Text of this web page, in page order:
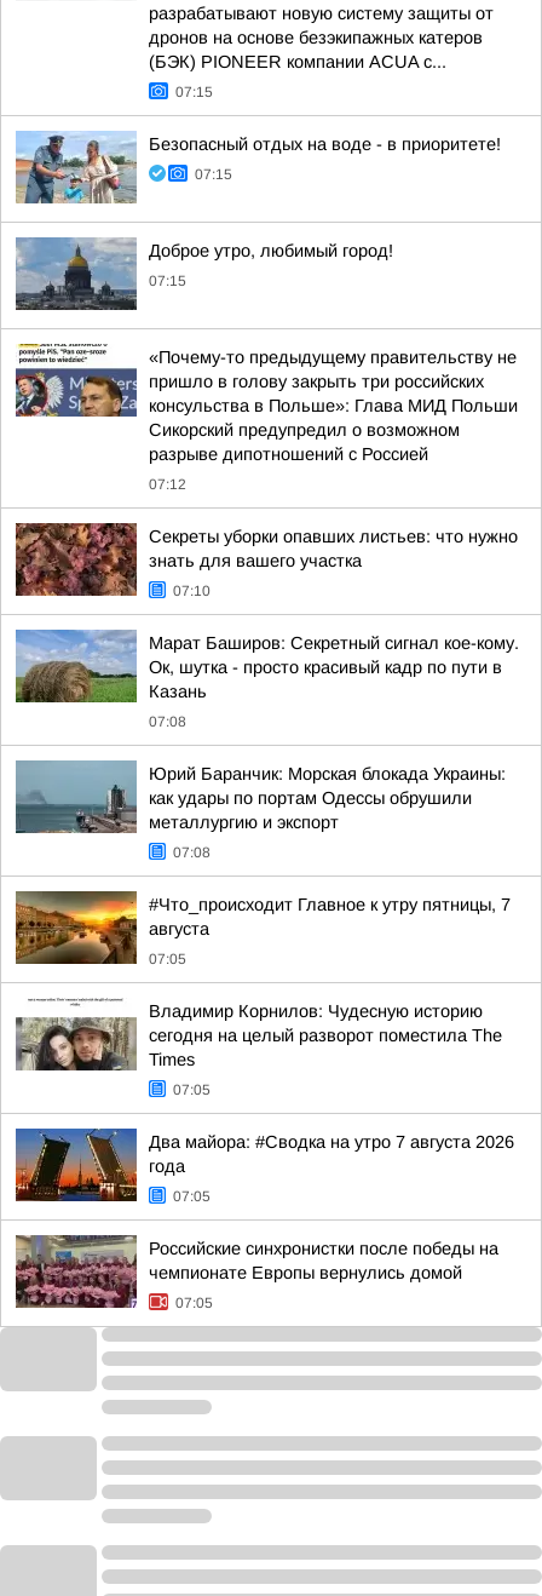
разрабатывают новую систему защиты от
дронов на основе безэкипажных катеров
(БЭК) PIONEER компании ACUA с...
07:15
Безопасный отдых на воде - в приоритете!
07:15
Доброе утро, любимый город!
07:15
«Почему-то предыдущему правительству не
пришло в голову закрыть три российских
консульства в Польше»: Глава МИД Польши
Сикорский предупредил о возможном
разрыве дипотношений с Россией
07:12
Секреты уборки опавших листьев: что нужно
знать для вашего участка
07:10
Марат Баширов: Секретный сигнал кое-кому.
Ок, шутка - просто красивый кадр по пути в
Казань
07:08
Юрий Баранчик: Морская блокада Украины:
как удары по портам Одессы обрушили
металлургию и экспорт
07:08
#Что_происходит Главное к утру пятницы, 7
августа
07:05
Владимир Корнилов: Чудесную историю
сегодня на целый разворот поместила The
Times
07:05
Два майора: #Сводка на утро 7 августа 2026
года
07:05
Российские синхронистки после победы на
чемпионате Европы вернулись домой
07:05